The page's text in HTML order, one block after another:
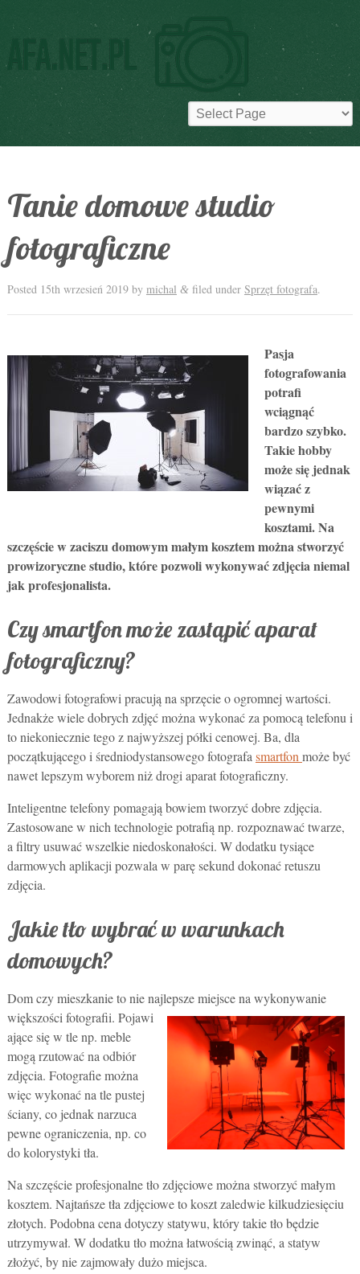
Tanie domowe studio
fotograficzne
Posted 15th wrzesień 2019by michal &filed under Sprzęt fotografa.
Pasja
fotografowania
potrafi
wciągnąć
bardzo szybko.
Takie hobby
może się jednak
wiązać z
pewnymi
kosztami. Na
szczęście w zaciszu domowym małym kosztem można stworzyć
prowizoryczne studio, które pozwoli wykonywać zdjęcia niemal
jak profesjonalista.
Czy smartfon może zastąpić aparat
fotograficzny?
Zawodowi fotografowi pracują na sprzęcie o ogromnej wartości.
Jednakże wiele dobrych zdjęć można wykonać za pomocą telefonu i
to niekoniecznie tego z najwyższej półki cenowej. Ba, dla
początkującego i średniodystansowego fotografa smartfon może być
nawet lepszym wyborem niż drogi aparat fotograficzny.
Inteligentne telefony pomagają bowiem tworzyć dobre zdjęcia.
Zastosowane w nich technologie potrafią np. rozpoznawać twarze,
a filtry usuwać wszelkie niedoskonałości. W dodatku tysiące
darmowych aplikacji pozwala w parę sekund dokonać retuszu
zdjęcia.
Jakie tło wybrać w warunkach
domowych?
Dom czy mieszkanie to nie najlepsze miejsce na wykonywanie
większości fotografii. Pojawi
ające się w tle np. meble
mogą rzutować na odbiór
zdjęcia. Fotografie można
więc wykonać na tle pustej
ściany, co jednak narzuca
pewne ograniczenia, np. co
do kolorystyki tła.
Na szczęście profesjonalne tło zdjęciowe można stworzyć małym
kosztem. Najtańsze tła zdjęciowe to koszt zaledwie kilkudziesięciu
złotych. Podobna cena dotyczy statywu, który takie tło będzie
utrzymywał. W dodatku tło można łatwością zwinąć, a statyw
złożyć, by nie zajmowały dużo miejsca.